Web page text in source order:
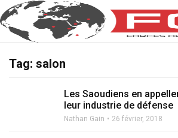
Tag: salon
Les Saoudiens en
leur industrie de défense
Nathan Gain 26 février, 2018